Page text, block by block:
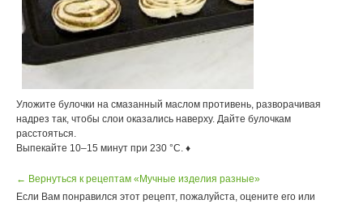
Уложите булочки на смазанный маслом противень, разворачивая
надрез так, чтобы слои оказались наверху. Дайте булочкам
расстояться.
Выпекайте 10–15 минут при 230 °С. ♦
← Вернуться к рецептам «Мучные изделия разные»
Если Вам понравился этот рецепт, пожалуйста, оцените его или